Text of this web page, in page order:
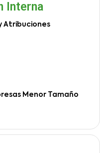
Interna
Atribuciones
Menor Tamaño